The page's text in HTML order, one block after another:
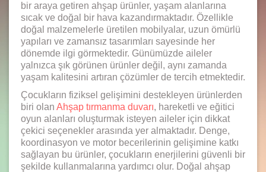
bir araya getiren ahşap ürünler, yaşam alanlarına
sıcak ve doğal bir hava kazandırmaktadır. Özellikle
doğal malzemelerle üretilen mobilyalar, uzun ömürlü
yapıları ve zamansız tasarımları sayesinde her
dönemde ilgi görmektedir. Günümüzde aileler
yalnızca şık görünen ürünler değil, aynı zamanda
yaşam kalitesini artıran çözümler de tercih etmektedir.
Çocukların fiziksel gelişimini destekleyen ürünlerden
biri olan Ahşap tırmanma duvarı, hareketli ve eğitici
oyun alanları oluşturmak isteyen aileler için dikkat
çekici seçenekler arasında yer almaktadır. Denge,
koordinasyon ve motor becerilerinin gelişimine katkı
sağlayan bu ürünler, çocukların enerjilerini güvenli bir
şekilde kullanmalarına yardımcı olur. Doğal ahşap